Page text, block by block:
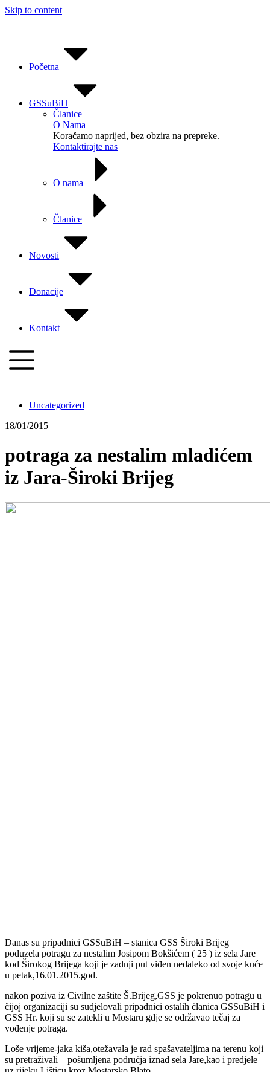
Skip to content
Početna
GSSuBiH
Članice
O Nama
Koračamo naprijed, bez obzira na prepreke.
Kontaktirajte nas
O nama
Članice
Novosti
Donacije
Kontakt
Uncategorized
18/01/2015
potraga za nestalim mladićem
iz Jara-Široki Brijeg
Danas su pripadnici GSSuBiH – stanica GSS Široki Brijeg
poduzela potragu za nestalim Josipom Bokšićem ( 25 ) iz sela Jare
kod Širokog Brijega koji je zadnji put viđen nedaleko od svoje kuće
u petak,16.01.2015.god.
nakon poziva iz Civilne zaštite Š.Brijeg,GSS je pokrenuo potragu u
čijoj organizaciji su sudjelovali pripadnici ostalih članica GSSuBiH i
GSS Hr. koji su se zatekli u Mostaru gdje se održavao tečaj za
vođenje potraga.
Loše vrijeme-jaka kiša,otežavala je rad spašavateljima na terenu koji
su pretraživali – pošumljena područja iznad sela Jare,kao i predjele